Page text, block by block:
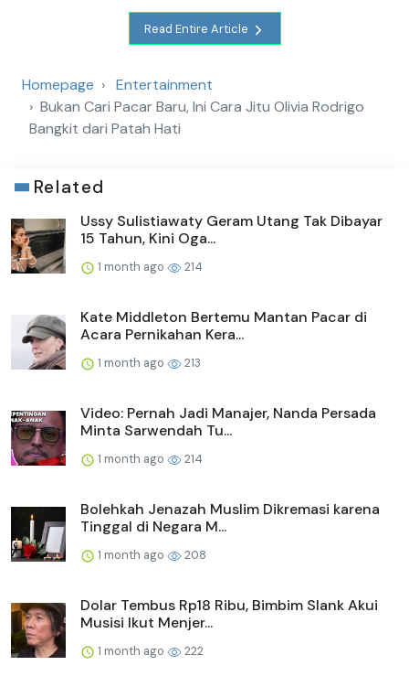
Read Entire Article
Homepage
Entertainment
Bukan Cari Pacar Baru, Ini Cara Jitu Olivia Rodrigo
Bangkit dari Patah Hati
Related
Ussy Sulistiawaty Geram Utang Tak Dibayar
15 Tahun, Kini Oga...
1 month ago 214
Kate Middleton Bertemu Mantan Pacar di
Acara Pernikahan Kera...
1 month ago 213
Video: Pernah Jadi Manajer, Nanda Persada
Minta Sarwendah Tu...
1 month ago 214
Bolehkah Jenazah Muslim Dikremasi karena
Tinggal di Negara M...
1 month ago 208
Dolar Tembus Rp18 Ribu, Bimbim Slank Akui
Musisi Ikut Menjer...
1 month ago 222